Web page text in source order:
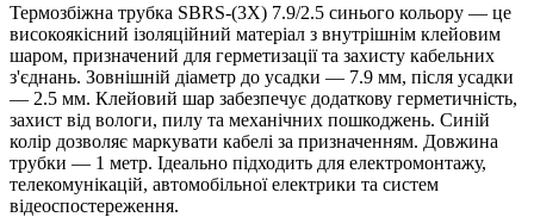
Термозбіжна трубка SBRS-(3X) 7.9/2.5 синього кольору — це
високоякісний ізоляційний матеріал з внутрішнім клейовим
шаром, призначений для герметизації та захисту кабельних
з'єднань. Зовнішній діаметр до усадки — 7.9 мм, після усадки
— 2.5 мм. Клейовий шар забезпечує додаткову герметичність,
захист від вологи, пилу та механічних пошкоджень. Синій
колір дозволяє маркувати кабелі за призначенням. Довжина
трубки — 1 метр. Ідеально підходить для електромонтажу,
телекомунікацій, автомобільної електрики та систем
відеоспостереження.